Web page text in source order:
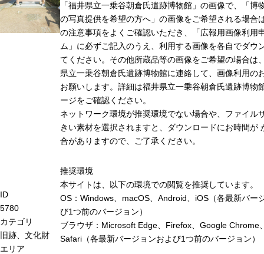
ID
5780
カテゴリ
旧跡、文化財
エリア
「福井県立一乗谷朝倉氏遺跡博物館」の画像で、「博
の写真提供を希望の方へ」の画像をご希望される場合
の注意事項をよくご確認いただき、「広報用画像利用
ム」に必ずご記入のうえ、利用する画像を各自でダウ
てください。その他所蔵品等の画像をご希望の場合は
県立一乗谷朝倉氏遺跡博物館に連絡して、画像利用の
お願いします。詳細は福井県立一乗谷朝倉氏遺跡博物
ージをご確認ください。
ネットワーク環境が推奨環境でない場合や、ファイル
きい素材を選択されますと、ダウンロードにお時間が
合がありますので、ご了承ください。
推奨環境
本サイトは、以下の環境での閲覧を推奨しています。
OS：Windows、macOS、Android、iOS（各最新バー
び1つ前のバージョン）
ブラウザ：Microsoft Edge、Firefox、Google Chrome
Safari（各最新バージョンおよび1つ前のバージョン）